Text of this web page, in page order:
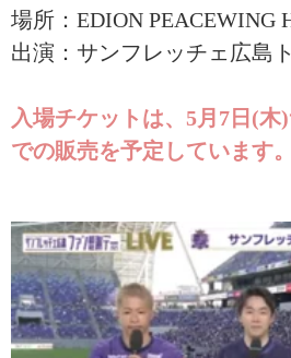
場所：EDION PEACEWING
出演：サンフレッチェ広島
入場チケットは、5月7日(木
での販売を予定しています。